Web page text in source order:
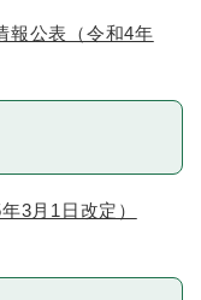
報公表（令和4年
3月1日改定）